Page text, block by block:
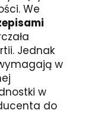
We
Jednak
w
w
do